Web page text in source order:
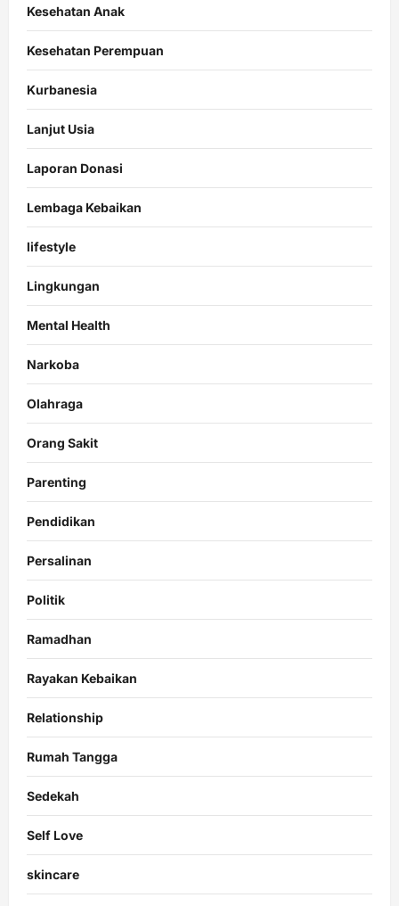
Kesehatan Anak
Kesehatan Perempuan
Kurbanesia
Lanjut Usia
Laporan Donasi
Lembaga Kebaikan
lifestyle
Lingkungan
Mental Health
Narkoba
Olahraga
Orang Sakit
Parenting
Pendidikan
Persalinan
Politik
Ramadhan
Rayakan Kebaikan
Relationship
Rumah Tangga
Sedekah
Self Love
skincare